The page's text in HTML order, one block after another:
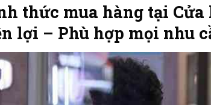
thức mua hàng tại
lợi – Phù hợp mọi nhu